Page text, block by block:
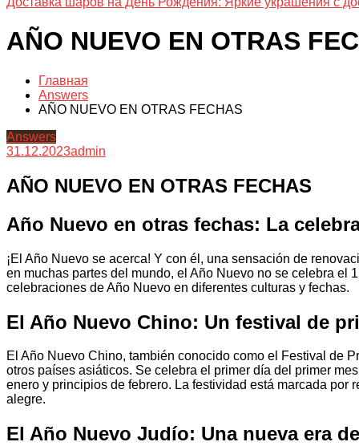
AÑO NUEVO EN OTRAS
Главная
Answers
AÑO NUEVO EN OTRAS FECHAS
Answers
31.12.2023admin
AÑO NUEVO EN OTRAS FECHAS
Año Nuevo en otras fechas: La
¡El Año Nuevo se acerca! Y con él, una sensación de
en muchas partes del mundo, el Año Nuevo no se celebra el
celebraciones de Año Nuevo en diferentes culturas y fechas.
El Año Nuevo Chino: Un festival de
El Año Nuevo Chino, también conocido como el Festival de
otros países asiáticos. Se celebra el primer día del primer
enero y principios de febrero. La festividad está marcada
alegre.
El Año Nuevo Judío: Una nueva era